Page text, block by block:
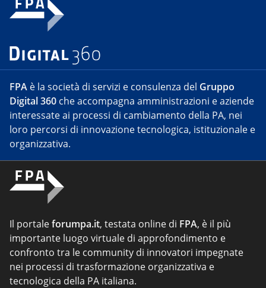
FPA è la società di servizi e consulenza del Gruppo
Digital 360 che accompagna amministrazioni e aziende
interessate ai processi di cambiamento della PA, nei
loro percorsi di innovazione tecnologica, istituzionale e
organizzativa.
Il portaleforumpa.it, testata online di FPA, è il più
importante luogo virtuale di approfondimento e
confronto tra le community di innovatori impegnate
nei processi di trasformazione organizzativa e
tecnologica della PA italiana.